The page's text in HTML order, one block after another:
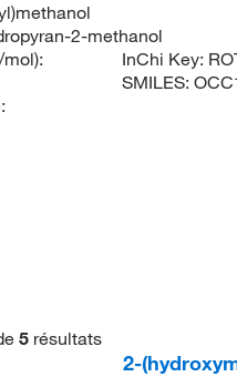
2-methanol
InChi Key:
SMILES:
5 résultats
2-